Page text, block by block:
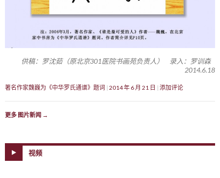
供稿：罗沈茹（原北京301医院书画苑负责人） 录入：罗训森
2014.6.18
著名作家魏巍为《中华罗氏通谱》题词 2014 年 6 月 21 日 添加评论
更多 图片新闻 →
视频